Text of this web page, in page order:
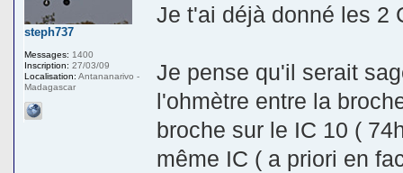
Je t'ai déjà donné les 2
Je pense qu'il serait
l'ohmètre entre la
broche sur le IC 10 (
même IC ( a priori en
steph737
Messages: 1400
Inscription: 27/03/09
Localisation: Antananarivo -
Madagascar